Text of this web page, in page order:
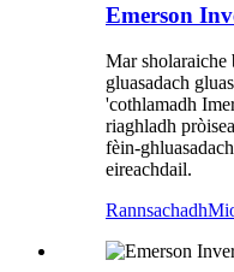
Emerson
Mar sholaraiche
gluasadach
'cothlamadh
riaghladh
fèin-
eireachdail.
Rannsachadh